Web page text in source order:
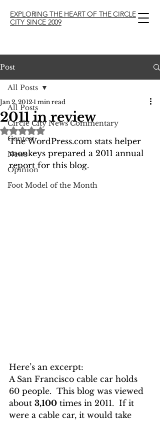
EXPLORING THE HEART OF THE CIRCLE
CITY SINCE 2009
Post
All Posts
Circle City News Commentary
Contest
News
Opinion
Foot Model of the Month
All Posts
2011 in review
Jan 2, 2012 1 min read
Rated NaN out of 5 stars.
The WordPress.com stats helper
monkeys prepared a 2011 annual
report for this blog.
Here’s an excerpt:
A San Francisco cable car holds
60 people.  This blog was viewed
about 3,100 times in 2011.  If it
were a cable car, it would take